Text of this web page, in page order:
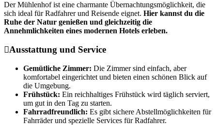
Der Mühlenhof ist eine charmante Übernachtungsmöglichkeit, die
sich ideal für Radfahrer und Reisende eignet. Hier kannst du die
Ruhe der Natur genießen und gleichzeitig die
Annehmlichkeiten eines modernen Hotels erleben.
Ausstattung und Service
Gemütliche Zimmer: Die Zimmer sind einfach, aber
komfortabel eingerichtet und bieten einen schönen Blick auf
die Umgebung.
Frühstück: Ein reichhaltiges Frühstück wird täglich serviert,
um gut in den Tag zu starten.
Fahrradfreundlich: Es gibt sichere Abstellmöglichkeiten für
Fahrräder und spezielle Services für Radfahrer.